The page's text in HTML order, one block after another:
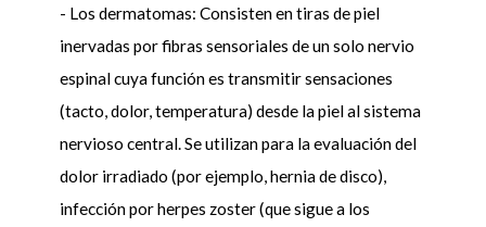
- Los dermatomas: Consisten en tiras de piel
inervadas por fibras sensoriales de un solo nervio
espinal cuya función es transmitir sensaciones
(tacto, dolor, temperatura) desde la piel al sistema
nervioso central. Se utilizan para la evaluación del
dolor irradiado (por ejemplo, hernia de disco),
infección por herpes zoster (que sigue a los